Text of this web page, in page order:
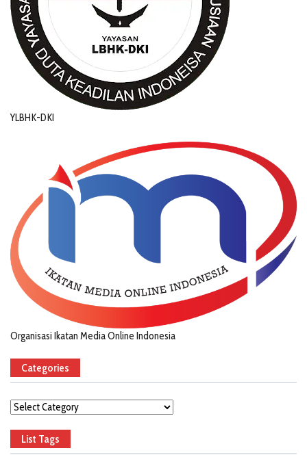
YLBHK-DKI
Organisasi Ikatan Media Online Indonesia
Categories
Categories
List Tags